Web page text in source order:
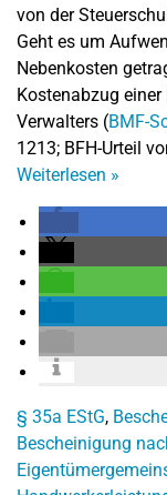
von der
Geht es um
Nebenkosten
Kostenabzug
Verwalters (BMF-
1213; BFH-Urteil
Weiterlesen »
§ 35a EStG,
Bescheinigung